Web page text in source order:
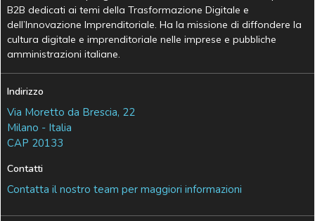
B2B dedicati ai temi della Trasformazione Digitale e
dell’Innovazione Imprenditoriale. Ha la missione di diffondere la
cultura digitale e imprenditoriale nelle imprese e pubbliche
amministrazioni italiane.
Indirizzo
Via Moretto da Brescia, 22
Milano - Italia
CAP 20133
Contatti
Contatta il nostro team per maggiori informazioni